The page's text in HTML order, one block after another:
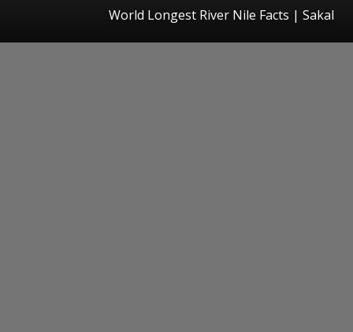
World Longest River Nile Facts | Sakal